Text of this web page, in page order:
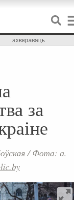
ахвяраваць
за
/Фота: а.